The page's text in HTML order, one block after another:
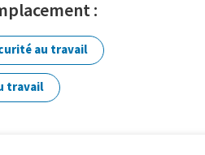
:
au travail
travail